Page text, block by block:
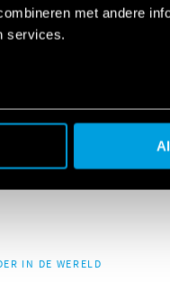
met andere
services.oplossing
IN DE WERELD